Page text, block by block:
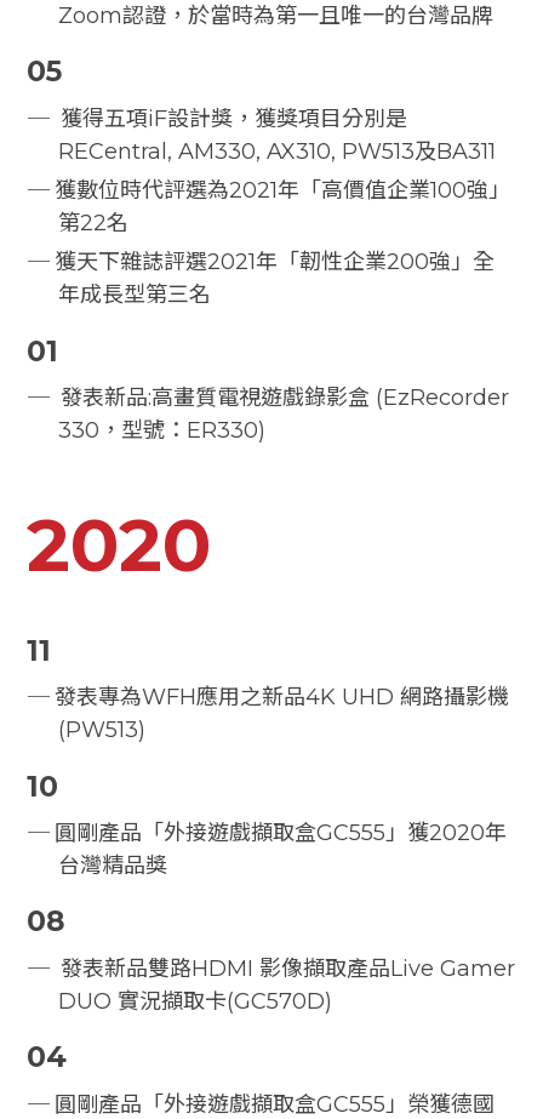
Zoom認證，於當時為第一且唯一的台灣品牌
05
獲得五項iF設計獎，獲獎項目分別是
RECentral, AM330, AX310, PW513及BA311
獲數位時代評選為2021年「高價值企業100強」
第22名
獲天下雜誌評選2021年「韌性企業200強」全
年成長型第三名
01
發表新品:高畫質電視遊戲錄影盒 (EzRecorder
330，型號：ER330)
2020
11
發表專為WFH應用之新品4K UHD 網路攝影機
(PW513)
10
圓剛產品「外接遊戲擷取盒GC555」獲2020年
台灣精品獎
08
發表新品雙路HDMI 影像擷取產品Live Gamer
DUO 實況擷取卡(GC570D)
04
圓剛產品「外接遊戲擷取盒GC555」榮獲德國